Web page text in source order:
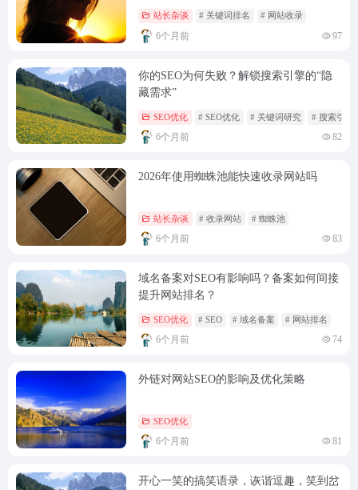
站长杂谈 # 关键词排名 # 网站收录
6个月前 97
你的SEO为何失败？解锁搜索引擎的“隐
藏需求”
SEO优化 # SEO优化 # 关键词研究 # 搜索引擎
6个月前 82
2026年使用蜘蛛池能快速收录网站吗
站长杂谈 # 收录网站 # 蜘蛛池
6个月前 83
域名备案对SEO有影响吗？备案如何间接
提升网站排名？
SEO优化 # SEO # 域名备案 # 网站排名
6个月前 74
外链对网站SEO的影响及优化策略
SEO优化
6个月前 81
开心一笑的搞笑语录，诙谐逗趣，笑到岔